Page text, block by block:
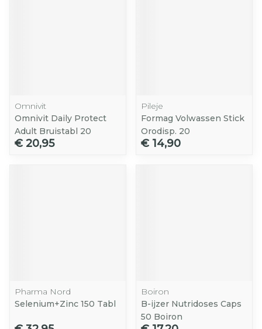
Omnivit
Omnivit Daily Protect
Adult Bruistabl 20
€ 20,95
Pileje
Formag Volwassen Stick
Orodisp. 20
€ 14,90
Pharma Nord
Selenium+Zinc 150 Tabl
Boiron
B-ijzer Nutridoses Caps
50 Boiron